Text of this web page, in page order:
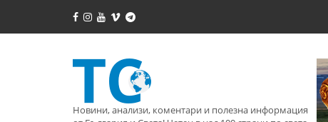
Новини, анализи, коментари и полезна информация